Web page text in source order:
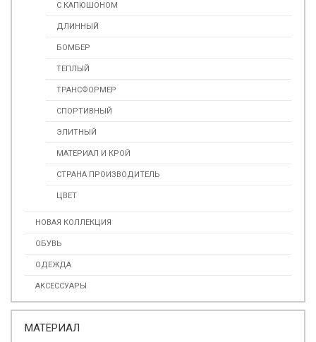
С КАПЮШОНОМ
ДЛИННЫЙ
БОМБЕР
ТЕПЛЫЙ
ТРАНСФОРМЕР
СПОРТИВНЫЙ
ЭЛИТНЫЙ
МАТЕРИАЛ И КРОЙ
СТРАНА ПРОИЗВОДИТЕЛЬ
ЦВЕТ
НОВАЯ КОЛЛЕКЦИЯ
ОБУВЬ
ОДЕЖДА
АКСЕССУАРЫ
МАТЕРИАЛ